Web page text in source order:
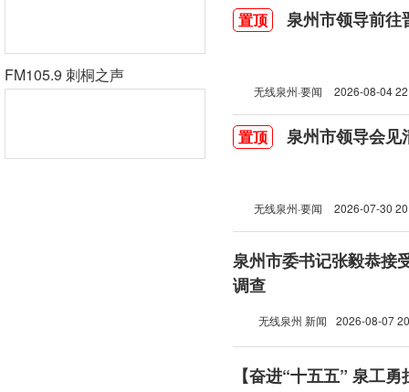
FM105.9 刺桐之声
置顶 泉州市领导前往
无线泉州·要闻 2026-08-04
置顶 泉州市领导会见
无线泉州·要闻 2026-07-30
泉州市委书记张毅恭接
调查
无线泉州 新闻 2026-08-07
【奋进“十五五” 泉工